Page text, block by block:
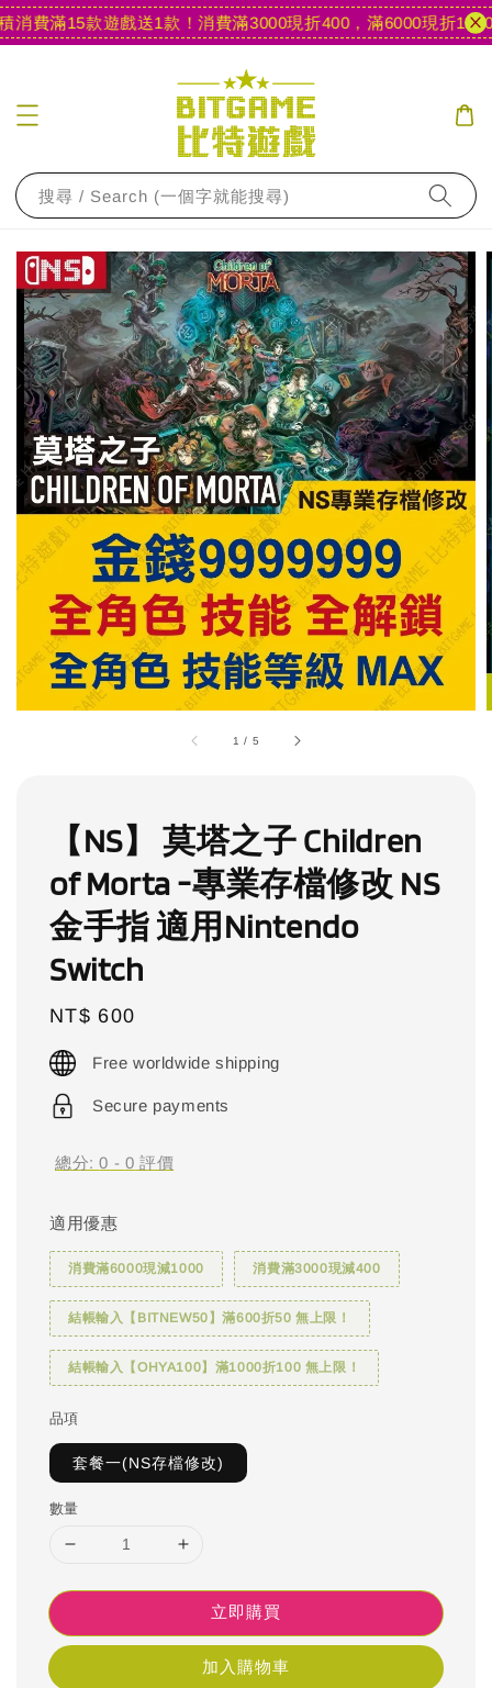
費滿15款遊戲送1款！ 消費滿3000現折400，滿6000現折1000
搜尋 / Search (一個字就能搜尋)
1 / 5
【NS】 莫塔之子 Children
of Morta -專業存檔修改 NS
金手指 適用Nintendo
Switch
Regular
price
NT$ 600
Free worldwide shipping
Secure payments
總分:0 - 0 評價
適用優惠
消費滿6000現減1000 消費滿3000現減400
結帳輸入【BITNEW50】滿600折50 無上限！
結帳輸入【OHYA100】滿1000折100 無上限！
品項
套餐一(NS存檔修改)
數量
立即購買
加入購物車